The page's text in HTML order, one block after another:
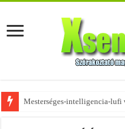
Az övtáskák továbbra is